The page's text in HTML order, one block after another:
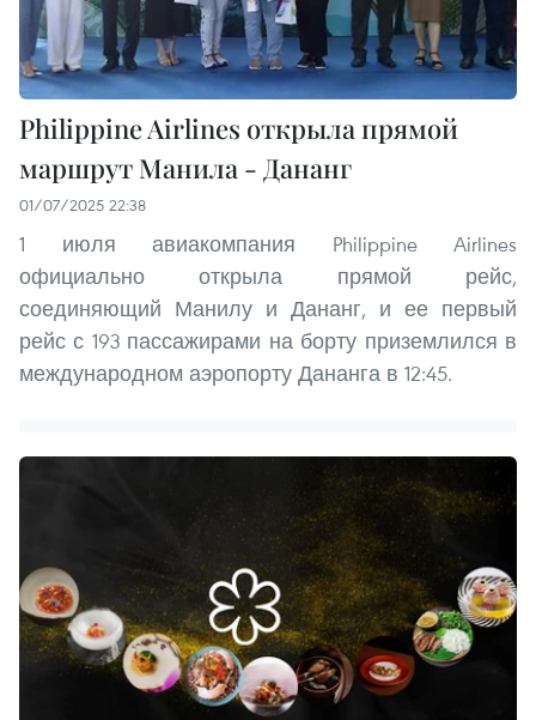
Philippine Airlines открыла прямой
маршрут Манила - Дананг
01/07/2025 22:38
1 июля авиакомпания Philippine Airlines
официально открыла прямой рейс,
соединяющий Манилу и Дананг, и ее первый
рейс с 193 пассажирами на борту приземлился в
международном аэропорту Дананга в 12:45.